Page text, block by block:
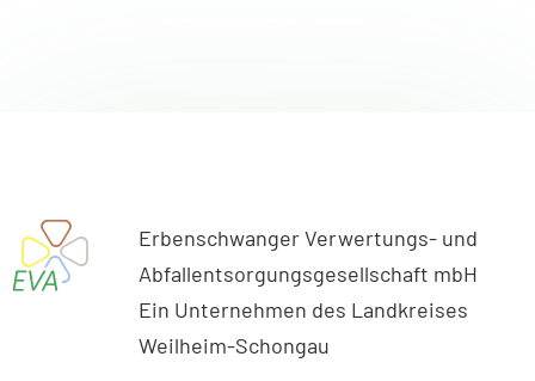
Erbenschwanger Verwertungs- und
Abfallentsorgungsgesellschaft mbH
Ein Unternehmen des Landkreises
Weilheim-Schongau